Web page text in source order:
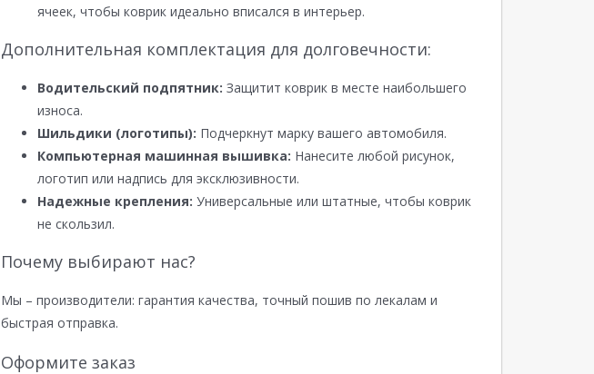
ячеек, чтобы коврик идеально вписался в интерьер.
Дополнительная комплектация для долговечности:
Водительский подпятник: Защитит коврик в месте наибольшего
износа.
Шильдики (логотипы): Подчеркнут марку вашего автомобиля.
Компьютерная машинная вышивка: Нанесите любой рисунок,
логотип или надпись для эксклюзивности.
Надежные крепления: Универсальные или штатные, чтобы коврик
не скользил.
Почему выбирают нас?
Мы – производители: гарантия качества, точный пошив по лекалам и
быстрая отправка.
Оформите заказ